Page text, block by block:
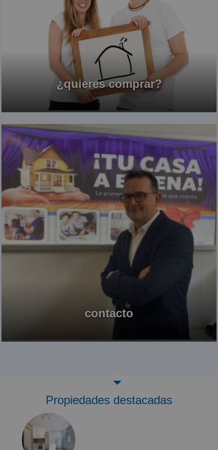
¿quieres comprar?
contacto
Propiedades destacadas